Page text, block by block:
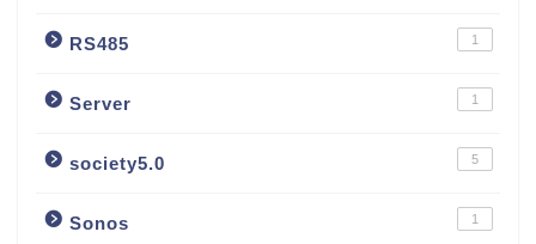
RS485 1
Server 1
society5.0 5
Sonos 1